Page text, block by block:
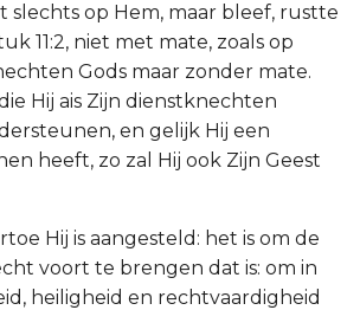
slechts op Hem, maar bleef, rustte
11:2, niet met mate, zoals op
Gods maar zonder mate.
Hij ais Zijn dienstknechten
en gelijk Hij een
heeft, zo zal Hij ook Zijn Geest
Hij is aangesteld: het is om de
voort te brengen dat is: om in
heiligheid en rechtvaardigheid